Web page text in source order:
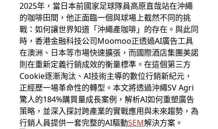
2025年，當日本前國家足球隊員高原直哉站在沖繩
的咖啡田間，他正面臨一個與球場上截然不同的挑
戰：如何讓世界知道「沖繩產咖啡」的存在。與此同
時，香港金融科技公司Moomoo正透過AI廣告工具
在澳洲、日本等市場快速擴張，而國際酒店集團美諾
則在重新定義行銷成效的衡量標準。在這個第三方
Cookie逐漸淘汰、AI技術主導的數位行銷新紀元，
正經歷一場革命性的轉型。本文將透過沖繩SV Agri
驚人的184%購買量成長案例，解析AI如何重塑廣告
策略，並深入探討跨產業的實戰應用與未來趨勢，為
行銷人員提供一套完整的AI驅動SEM解決方案。